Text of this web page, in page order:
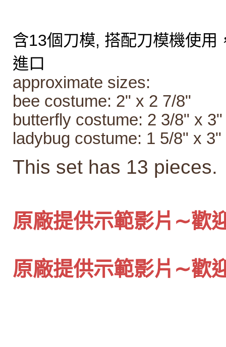
含13個刀模, 搭配刀模機使用
進口
approximate sizes:
bee costume: 2" x 2 7/8"
butterfly costume: 2 3/8" x 3"
ladybug costume: 1 5/8" x 3"
This set has 13 pieces.
原廠提供示範影片∼歡
原廠提供示範影片∼歡